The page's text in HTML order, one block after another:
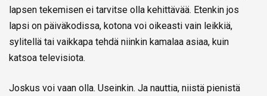
lapsen tekemisen ei tarvitse olla kehittävää. Etenkin jos
lapsi on päiväkodissa, kotona voi oikeasti vain leikkiä,
sylitellä tai vaikkapa tehdä niinkin kamalaa asiaa, kuin
katsoa televisiota.
Joskus voi vaan olla. Useinkin. Ja nauttia, niistä pienistä